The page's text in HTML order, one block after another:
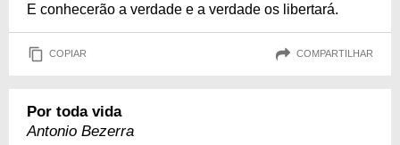
E conhecerão a verdade e a verdade os libertará.
COPIAR COMPARTILHAR
Por toda vida
Antonio Bezerra